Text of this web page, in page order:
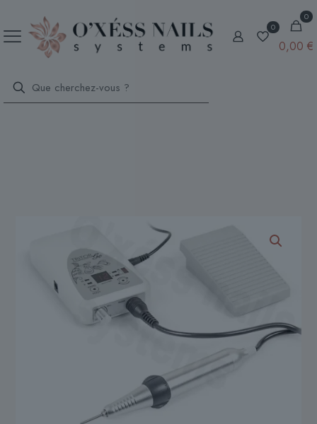
0
0
0,00 €